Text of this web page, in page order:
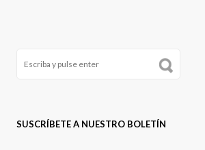
SUSCRÍBETE A NUESTRO BOLETÍN